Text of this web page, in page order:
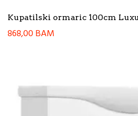
Kupatilski ormaric 100cm
868,00BAM